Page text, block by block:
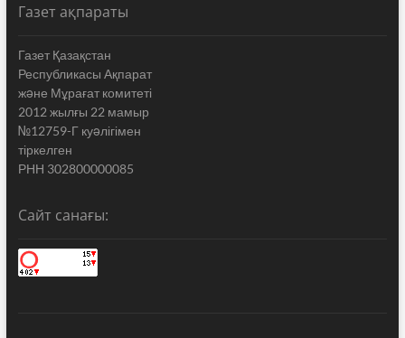
Газет ақпараты
Газет Қазақстан
Республикасы Ақпарат
жəне Мұрағат комитеті
2012 жылғы 22 мамыр
№12759-Г куəлігімен
тіркелген
РНН 302800000085
Сайт санағы: